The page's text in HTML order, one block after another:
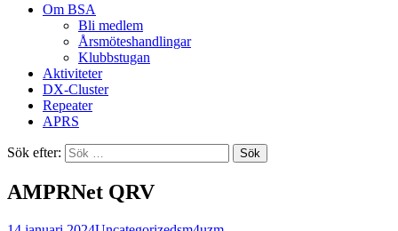
Om BSA
Bli medlem
Årsmöteshandlingar
Klubbstugan
Aktiviteter
DX-Cluster
Repeater
APRS
Sök efter:
AMPRNet QRV